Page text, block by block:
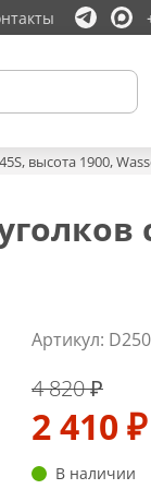
высота 1900,
Артикул: D250
4 820 ₽
2 410 ₽
В наличии